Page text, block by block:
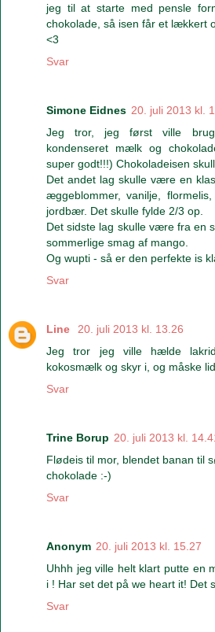
jeg til at starte med pensle
chokolade, så isen får et lækkert
<3
Svar
Simone Eidnes 20. juli 2013 kl.
Jeg tror, jeg først ville
kondenseret mælk og
super godt!!!) Chokoladeisen
Det andet lag skulle være en
æggeblommer, vanilje,
jordbær. Det skulle fylde 2/3 op.
Det sidste lag skulle være fra en
sommerlige smag af mango.
Og wupti - så er den perfekte is
Svar
Line
20. juli 2013 kl. 13.26
Jeg tror jeg ville hælde
kokosmælk og skyr i, og måske
Svar
Trine Borup 20. juli 2013 kl.
Flødeis til mor, blendet banan til
chokolade :-)
Svar
Anonym 20. juli 2013 kl. 15.27
Uhhh jeg ville helt klart putte en
i ! Har set det på we heart it! Det
Svar